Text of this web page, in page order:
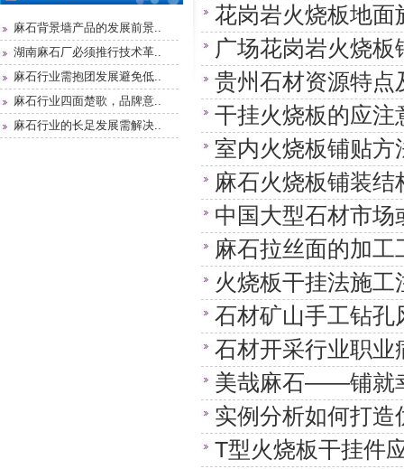
麻石背景墙产品的发展前景..
湖南麻石厂必须推行技术革..
麻石行业需抱团发展避免低..
麻石行业四面楚歌，品牌意..
麻石行业的长足发展需解决..
花岗岩火烧板地面
广场花岗岩火烧板
贵州石材资源特点
干挂火烧板的应注
室内火烧板铺贴方
麻石火烧板铺装结
中国大型石材市
麻石拉丝面的加工
火烧板干挂法施工
石材矿山手工钻孔
石材开采行业职业
美哉麻石——铺就
实例分析如何打
T型火烧板干挂件